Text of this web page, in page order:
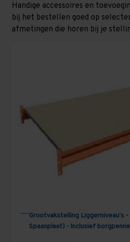
Handige accessoires en
bij het bestellen goed op
afmetingen die horen bij je
Grootvakstelling Liggerniveau's -
Spaanplaat) - Inclusief